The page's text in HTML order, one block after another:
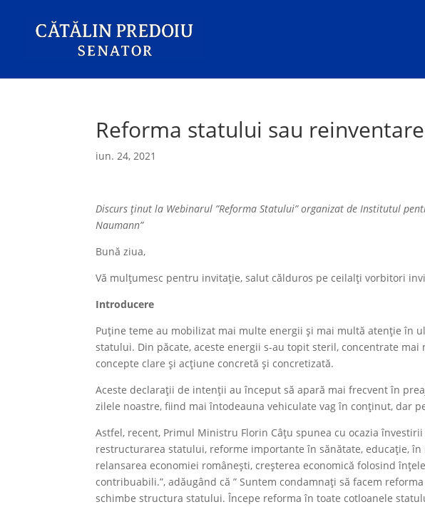
Reforma statului sau
iun. 24, 2021
Discurs ținut la Webinarul ”Reforma Statului” organizat de Institutul
Naumann”
Bună ziua,
Vă mulțumesc pentru invitație, salut călduros pe ceilalți vorbitori
Introducere
Puține teme au mobilizat mai multe energii și mai multă atenție în
statului. Din păcate, aceste energii s-au topit steril, concentrate
concepte clare și acțiune concretă și concretizată.
Aceste declarații de intenții au început să apară mai frecvent în
zilele noastre, fiind mai întodeauna vehiculate vag în conținut, dar
Astfel, recent, Primul Ministru Florin Câțu spunea cu ocazia
restructurarea statului, reforme importante în sănătate, educație,
relansarea economiei românești, creșterea economică folosind
contribuabili.”, adăugând că ” Suntem condamnați să facem
schimbe structura statului. Începe reforma în toate cotloanele